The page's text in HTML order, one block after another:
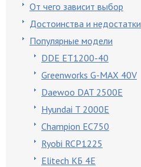
От чего зависит выбор
Достоинства и недостатки
Популярные модели
DDE ET1200-40
Greenworks G-MAX 40V
Daewoo DAT 2500E
Hyundai T 2000E
Champion EC750
Ryobi RCP1225
Elitech КБ 4Е